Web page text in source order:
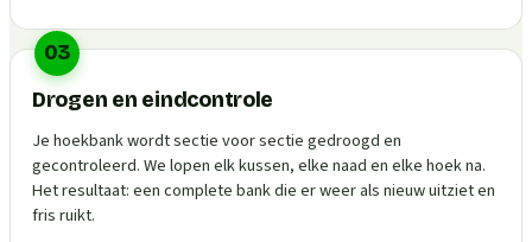
03
Drogen en eindcontrole
Je hoekbank wordt sectie voor sectie gedroogd en
gecontroleerd. We lopen elk kussen, elke naad en elke hoek na.
Het resultaat: een complete bank die er weer als nieuw uitziet en
fris ruikt.